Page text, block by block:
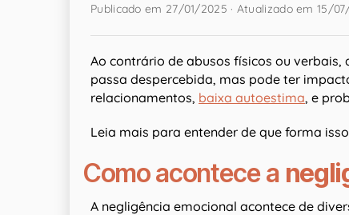
Publicado em 27/01/2025 · Atualizado em 15/
Ao contrário de abusos físicos ou verbais,
passa despercebida, mas pode ter
relacionamentos, baixa autoestima, e
Leia mais para entender de que forma
Como acontece a
A negligência emocional acontece de